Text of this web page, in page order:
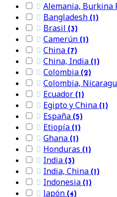
 Alemania, Burkina
 Bangladesh (1)
 Brasil (3)
 Camerún (1)
 China (7)
 China, India (1)
 Colombia (2)
 Colombia,
 Ecuador (1)
 Egipto y China (1)
 España (5)
 Etiopía (1)
 Ghana (1)
 Honduras (1)
 India (3)
 India, China (1)
 Indonesia (1)
 Japón (4)